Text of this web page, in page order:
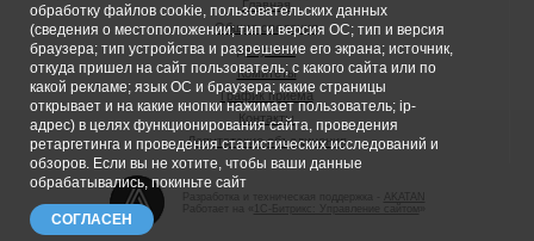
Главная
Общие сведения
Депутаты
Комитеты
График приема
Контакты
Депутатские объединения
1С-Битрикс: Управление сайтом
обработку файлов cookie, пользовательских данных
(сведения о местоположении; тип и версия ОС; тип и версия
браузера; тип устройства и разрешение его экрана; источник,
откуда пришел на сайт пользователь; с какого сайта или по
какой рекламе; язык ОС и браузера; какие страницы
открывает и на какие кнопки нажимает пользователь; ip-
адрес) в целях функционирования сайта, проведения
ретаргетинга и проведения статистических исследований и
обзоров. Если вы не хотите, чтобы ваши данные
обрабатывались, покиньте сайт
СОГЛАСЕН